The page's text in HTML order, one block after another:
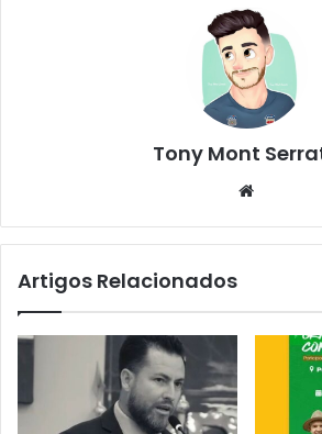
Tony Mont
te
Artigos Relacionados